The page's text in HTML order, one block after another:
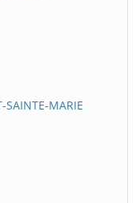
MARIE